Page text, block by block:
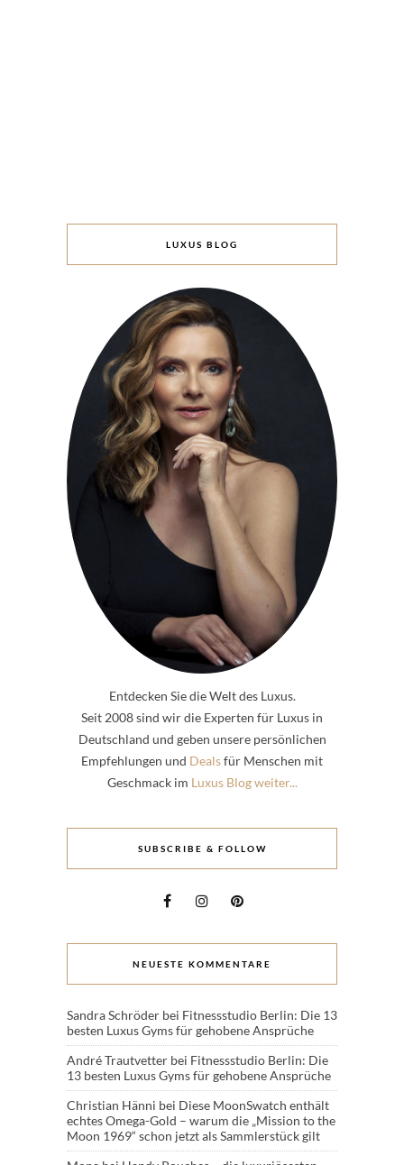
LUXUS BLOG
Entdecken Sie die Welt des Luxus.
Seit 2008 sind wir die Experten für Luxus in
Deutschland und geben unsere persönlichen
Empfehlungen und Dealsfür Menschen mit
Geschmack im Luxus Blog weiter...
SUBSCRIBE & FOLLOW
NEUESTE KOMMENTARE
Sandra Schröder bei Fitnessstudio Berlin: Die 13
besten Luxus Gyms für gehobene Ansprüche
André Trautvetter bei Fitnessstudio Berlin: Die
13 besten Luxus Gyms für gehobene Ansprüche
Christian Hänni bei Diese MoonSwatch enthält
echtes Omega-Gold – warum die „Mission to the
Moon 1969“ schon jetzt als Sammlerstück gilt